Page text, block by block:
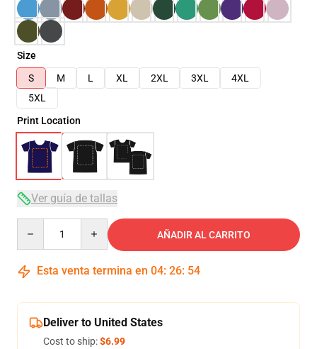
Size
S
M L XL 2XL 3XL
4XL
5XL
Print Location
Ver guía de tallas
AÑADIR AL CARRITO
Esta venta termina en 04: 26: 54
Deliver to United States
Cost to ship:$6.99